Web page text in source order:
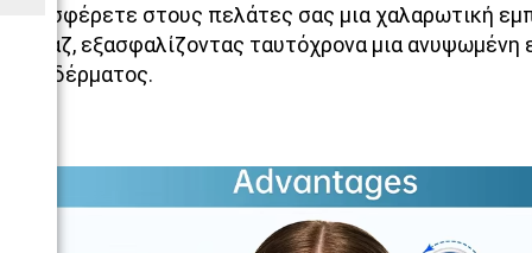
προσφέρετε στους πελάτες σας μια χαλαρωτική
μασάζ, εξασφαλίζοντας ταυτόχρονα μια ανυψωμένη
του δέρματος.